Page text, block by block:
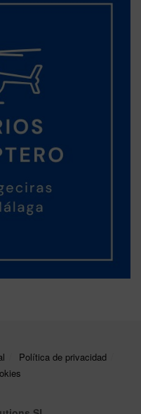
Política de privacidad